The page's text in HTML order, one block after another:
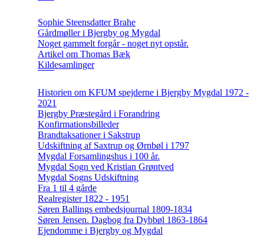
Sophie Steensdatter Brahe
Gårdmøller i Bjergby og Mygdal
Noget gammelt forgår - noget nyt opstår.
Artikel om Thomas Bæk
Kildesamlinger
Historien om KFUM spejderne i Bjergby Mygdal 1972 -
2021
Bjergby Præstegård i Forandring
Konfirmationsbilleder
Brandtaksationer i Sakstrup
Udskiftning af Saxtrup og Ørnbøl i 1797
Mygdal Forsamlingshus i 100 år.
Mygdal Sogn ved Kristian Grøntved
Mygdal Sogns Udskiftning
Fra 1 til 4 gårde
Realregister 1822 - 1951
Søren Ballings embedsjournal 1809-1834
Søren Jensen. Dagbog fra Dybbøl 1863-1864
Ejendomme i Bjergby og Mygdal